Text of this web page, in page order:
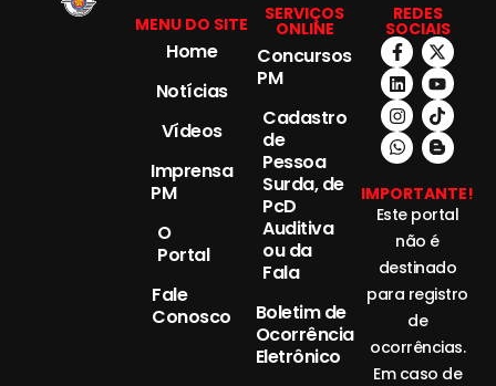
MENU DO SITE
Home
Notícias
Vídeos
Imprensa
PM
O
Portal
Fale
Conosco
SERVIÇOS
ONLINE
Concursos
PM
Cadastro
de
Pessoa
Surda, de
PcD
Auditiva
ou da
Fala
Boletim de
Ocorrência
Eletrônico
REDES
SOCIAIS
IMPORTANTE!
Este portal
não é
destinado
para registro
de
ocorrências.
Em caso de